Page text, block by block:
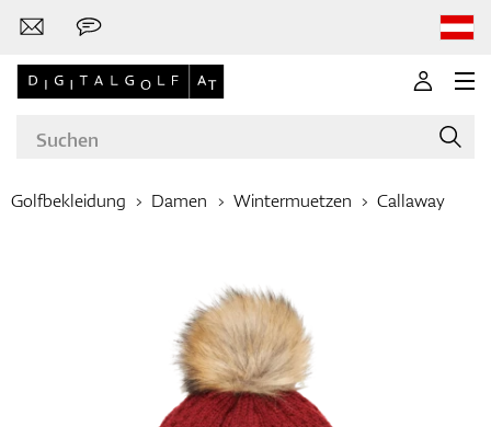
Golfschläger
Golfbekleidung Damen Wintermuetzen Callaway